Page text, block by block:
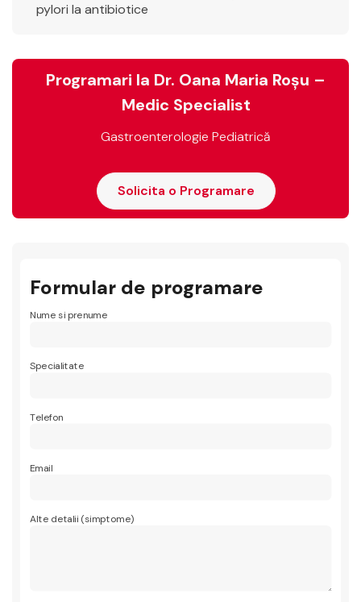
pylori la antibiotice
Programari la Dr. Oana Maria Roșu –
Medic Specialist
Gastroenterologie Pediatrică
Solicita o Programare
Formular de programare
Nume si prenume
Specialitate
Telefon
Email
Alte detalii (simptome)